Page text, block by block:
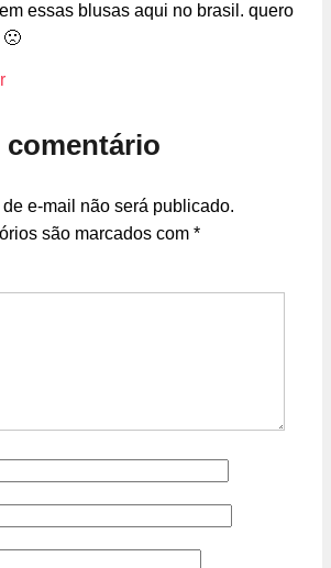
essas blusas aqui no brasil. quero
🙁
comentário
e-mail não será publicado.
são marcados com *